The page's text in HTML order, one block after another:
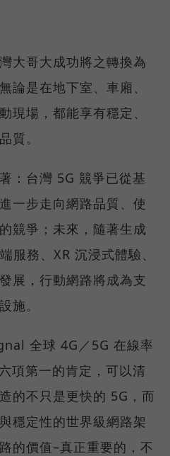
大哥大成功將之轉換為
論是在地下室、車廂、
現場，都能享有穩定、
質。
：台灣 5G 競爭已從基
一步走向網路品質、使
競爭；未來，隨著生成
服務、XR 沉浸式體驗、
展，行動網路將成為支
施。
全球 4G／5G 在線率
項第一的肯定，可以清
的不只是更快的 5G，而
穩定性的世界級網路架
的價值–真正重要的，不